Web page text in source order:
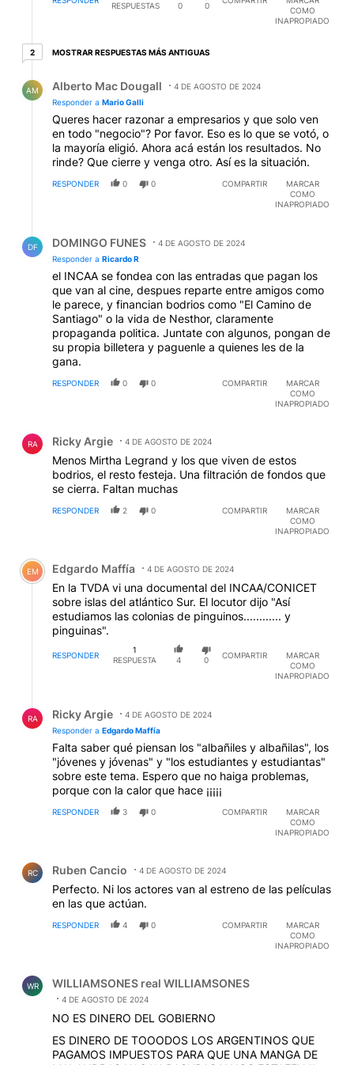
RESPUESTAS 0 0
COMO
INAPROPIADO
22 respuestas más antiguas
MOSTRAR RESPUESTAS MÁS ANTIGUAS
AM Alberto Mac Dougall
4 DE AGOSTO DE 2024
Responder a Mario Galli
Queres hacer razonar a empresarios y que solo ven
en todo "negocio"? Por favor. Eso es lo que se votó, o
la mayoría eligió. Ahora acá están los resultados. No
rinde? Que cierre y venga otro. Así es la situación.
RESPONDER 0 0 COMPARTIR
MARCAR
COMO
INAPROPIADO
DF DOMINGO FUNES
4 DE AGOSTO DE 2024
Responder a Ricardo R
el INCAA se fondea con las entradas que pagan los
que van al cine, despues reparte entre amigos como
le parece, y financian bodrios como "El Camino de
Santiago" o la vida de Nesthor, claramente
propaganda politica. Juntate con algunos, pongan de
su propia billetera y paguenle a quienes les de la
gana.
RESPONDER 0 0 COMPARTIR
MARCAR
COMO
INAPROPIADO
RA Ricky Argie 4 DE AGOSTO DE 2024
Menos Mirtha Legrand y los que viven de estos
bodrios, el resto festeja. Una filtración de fondos que
se cierra. Faltan muchas
RESPONDER 2 0 COMPARTIR
MARCAR
COMO
INAPROPIADO
Comentario de Edgardo Maffía.
EM Edgardo Maffía 4 DE AGOSTO DE 2024
En la TVDA vi una documental del INCAA/CONICET
sobre islas del atlántico Sur. El locutor dijo "Así
estudiamos las colonias de pinguinos............ y
pinguinas".
RESPONDER
1
RESPUESTA
4 0
COMPARTIR
MARCAR
COMO
INAPROPIADO
RA Ricky Argie
4 DE AGOSTO DE 2024
Responder a Edgardo Maffía
Falta saber qué piensan los "albañiles y albañilas", los
"jóvenes y jóvenas" y "los estudiantes y estudiantas"
sobre este tema. Espero que no haiga problemas,
porque con la calor que hace ¡¡¡¡¡
RESPONDER 3 0 COMPARTIR
MARCAR
COMO
INAPROPIADO
RC Ruben Cancio 4 DE AGOSTO DE 2024
Perfecto. Ni los actores van al estreno de las películas
en las que actúan.
RESPONDER 4 0 COMPARTIR
MARCAR
COMO
INAPROPIADO
WR WILLIAMSONES real WILLIAMSONES
4 DE AGOSTO DE 2024
NO ES DINERO DEL GOBIERNO
ES DINERO DE TOOODOS LOS ARGENTINOS QUE
PAGAMOS IMPUESTOS PARA QUE UNA MANGA DE